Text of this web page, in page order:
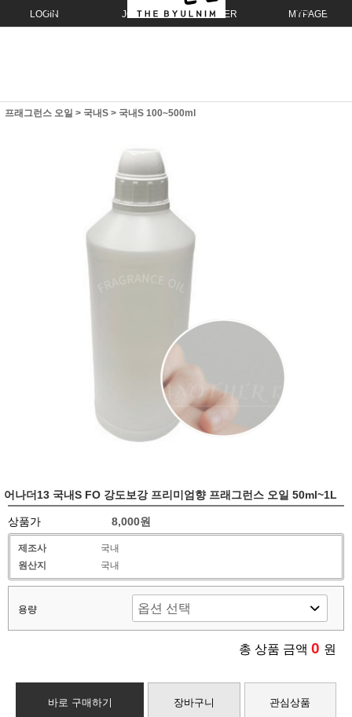
LOGIN JOIN ORDER MYPAGE
프래그런스 오일 > 국내S > 국내S 100~500ml
어나더13 국내S FO 강도보강 프리미엄향 프래그런스 오일 50ml~1L
상품가 8,000원
제조사
국내
원산지
국내
용량
총 상품 금액 0 원
바로 구매하기 장바구니 관심상품